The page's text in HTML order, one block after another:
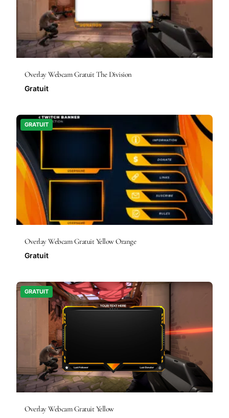
Overlay Webcam Gratuit The Division
Gratuit
GRATUIT
Overlay Webcam Gratuit Yellow Orange
Gratuit
GRATUIT
Overlay Webcam Gratuit Yellow